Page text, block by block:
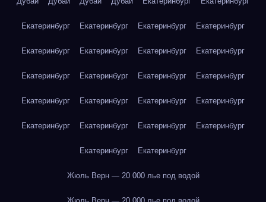
Екатеринбург Екатеринбург Екатеринбург Екатеринбург
Екатеринбург Екатеринбург Екатеринбург Екатеринбург
Екатеринбург Екатеринбург Екатеринбург Екатеринбург
Екатеринбург Екатеринбург Екатеринбург Екатеринбург
Екатеринбург Екатеринбург Екатеринбург Екатеринбург
Екатеринбург Екатеринбург
Жюль Верн — 20 000 лье под водой